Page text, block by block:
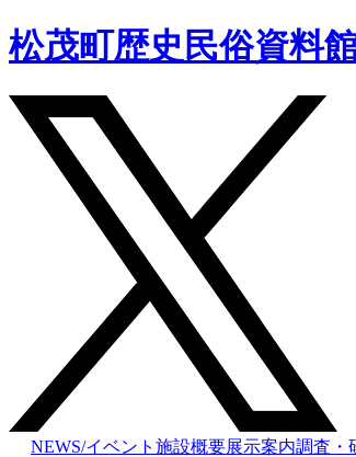
松茂町歴史民俗資料
NEWS/イベント 施設概要展示案内調査・